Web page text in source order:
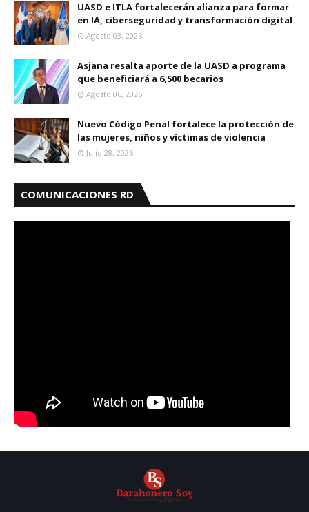
UASD e ITLA fortalecerán alianza para formar
en IA, ciberseguridad y transformación digital
Agosto 03, 2026
Asjana resalta aporte de la UASD a programa
que beneficiará a 6,500 becarios
Agosto 06, 2026
Nuevo Código Penal fortalece la protección de
las mujeres, niños y víctimas de violencia
Julio 28, 2026
COMUNICACIONES RD